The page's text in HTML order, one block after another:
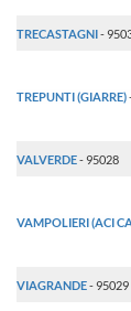
TRECASTAGNI-
TREPUNTI (GIARRE)
VALVERDE- 95028
VAMPOLIERI (ACI
VIAGRANDE- 95029